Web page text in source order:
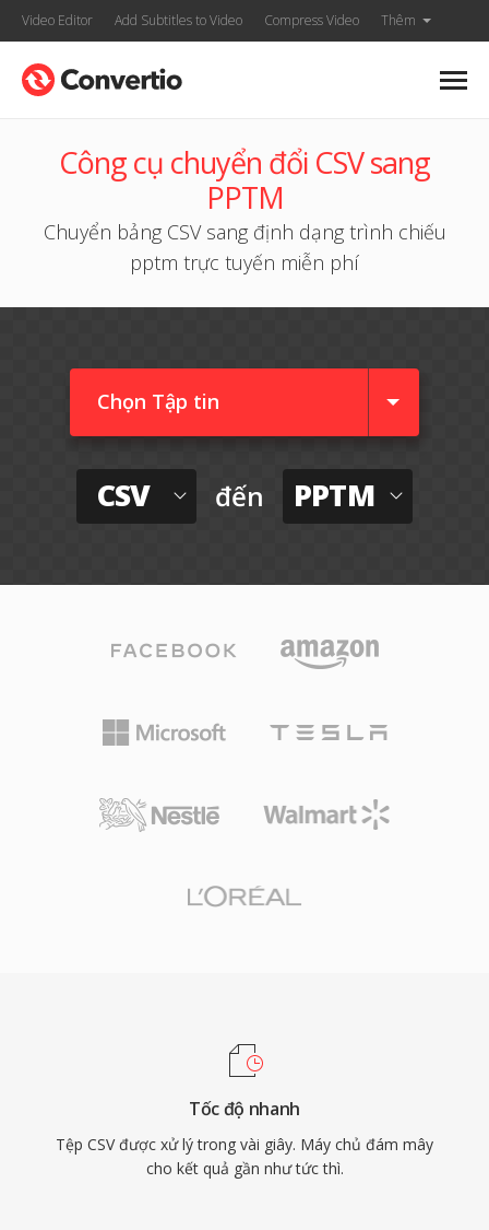
Video Editor Add Subtitles to Video Compress Video Thêm
Công cụ chuyển đổi CSV sang
PPTM
Chuyển bảng CSV sang định dạng trình chiếu
pptm trực tuyến miễn phí
Chọn Tập tin
CSV đến PPTM
Tốc độ nhanh
Tệp CSV được xử lý trong vài giây. Máy chủ đám mây
cho kết quả gần như tức thì.